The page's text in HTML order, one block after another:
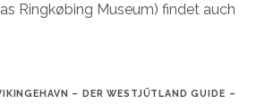
Ringkøbing Museum) findet auch
– DER WESTJÜTLAND GUIDE –